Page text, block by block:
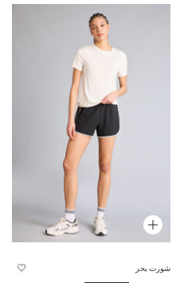
شورت بحر